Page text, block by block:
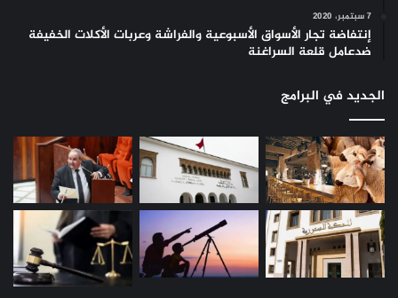
7 سبتمبر، 2020
إنتفاضة تجار الأسواق الأسبوعية والفراشة وعربات الأكلات الخفيفة
ضدعامل قلعة السراغنة
الجديد في البرامج